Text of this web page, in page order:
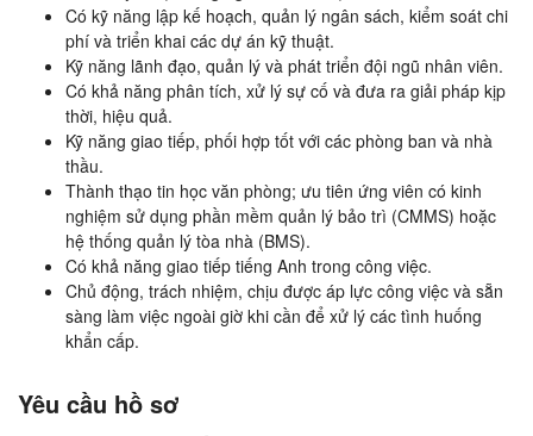
Có kỹ năng lập kế hoạch, quản lý ngân sách, kiểm soát chi
phí và triển khai các dự án kỹ thuật.
Kỹ năng lãnh đạo, quản lý và phát triển đội ngũ nhân viên.
Có khả năng phân tích, xử lý sự cố và đưa ra giải pháp kịp
thời, hiệu quả.
Kỹ năng giao tiếp, phối hợp tốt với các phòng ban và nhà
thầu.
Thành thạo tin học văn phòng; ưu tiên ứng viên có kinh
nghiệm sử dụng phần mềm quản lý bảo trì (CMMS) hoặc
hệ thống quản lý tòa nhà (BMS).
Có khả năng giao tiếp tiếng Anh trong công việc.
Chủ động, trách nhiệm, chịu được áp lực công việc và sẵn
sàng làm việc ngoài giờ khi cần để xử lý các tình huống
khẩn cấp.
Yêu cầu hồ sơ